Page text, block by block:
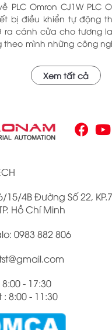
CJ1W PLC Omron CJ1W không
bị điều khiển tự động
ra cánh cửa cho tương
theo mình những công
năm phục vụ trong
năng hoạt động ổn
nắm vững những
là điều cần thiết cho bất
việc của mình.
Xem tất cả
4B Đường Số 22,
Hồ Chí Minh
0983 882 806
- 17:30
8:00 - 11:30